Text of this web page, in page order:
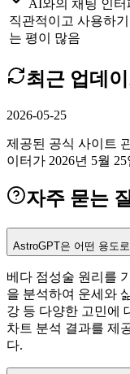
AI와의 채팅 인
직관적이고 사용하
는 평이 많음
최근 업데
2026-05-25
제공된 공식 사이트
이터가 2026년 5월
자주 묻는
AstroGPT은 어떤 용도
베다 점성술 원리를
을 분석하여 운세와
강 등 다양한 고민에
차트 분석 결과를 제
다.